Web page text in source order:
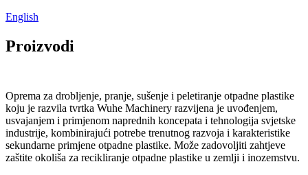
English
Proizvodi
Oprema za drobljenje, pranje, sušenje i peletiranje otpadne plastike
koju je razvila tvrtka Wuhe Machinery razvijena je uvođenjem,
usvajanjem i primjenom naprednih koncepata i tehnologija svjetske
industrije, kombinirajući potrebe trenutnog razvoja i karakteristike
sekundarne primjene otpadne plastike. Može zadovoljiti zahtjeve
zaštite okoliša za recikliranje otpadne plastike u zemlji i inozemstvu.